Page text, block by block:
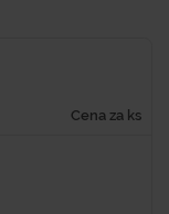
Cena za ks